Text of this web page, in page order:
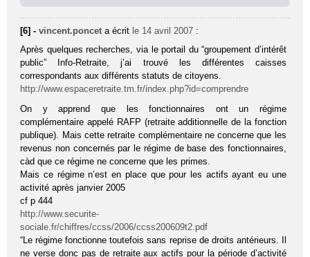
[6] -vincent.poncet a écrit le 14 avril 2007 :
Après quelques recherches, via le portail du “groupement d’intérêt
public” Info-Retraite, j’ai trouvé les différentes caisses
correspondants aux différents statuts de citoyens.
http://www.espaceretraite.tm.fr/index.php?id=comprendre
On y apprend que les fonctionnaires ont un régime
complémentaire appelé RAFP (retraite additionnelle de la fonction
publique). Mais cette retraite complémentaire ne concerne que les
revenus non concernés par le régime de base des fonctionnaires,
càd que ce régime ne concerne que les primes.
Mais ce régime n’est en place que pour les actifs ayant eu une
activité après janvier 2005
cf p 444
http://www.securite-
sociale.fr/chiffres/ccss/2006/ccss200609t2.pdf
“Le régime fonctionne toutefois sans reprise de droits antérieurs. Il
ne verse donc pas de retraite aux actifs pour la période d’activité